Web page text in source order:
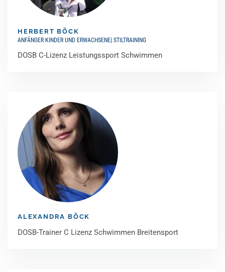
HERBERT BÖCK
ANFÄNGER KINDER UND ERWACHSENE| STILTRAINING
DOSB C-Lizenz Leistungssport Schwimmen
ALEXANDRA BÖCK
DOSB-Trainer C Lizenz Schwimmen Breitensport